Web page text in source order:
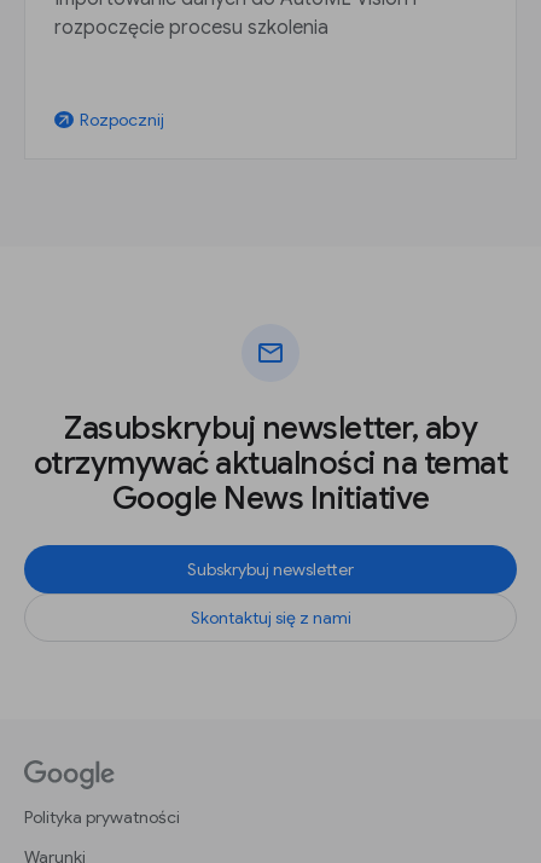
rozpoczęcie procesu szkolenia
arrow_outward Rozpocznij
mail
Zasubskrybuj newsletter, aby
otrzymywać aktualności na temat
Google News Initiative
Subskrybuj newsletter
Skontaktuj się z nami
Polityka prywatności
Warunki